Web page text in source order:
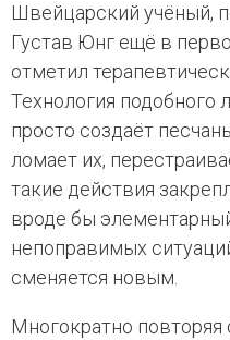
Швейцарский учёный,
Густав Юнг ещё в
отметил
Технология подобного
просто создаёт
ломает их,
такие действия
вроде бы
непоправимых
сменяется новым.
Многократно